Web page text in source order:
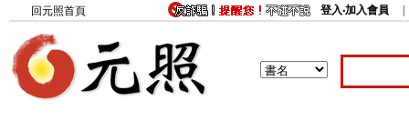
回元照首頁 登入‧加入會員